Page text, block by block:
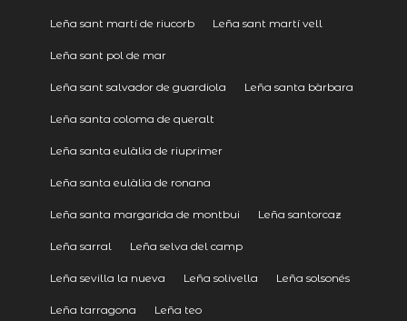
Leña sant martí de riucorb Leña sant martí vell
Leña sant pol de mar
Leña sant salvador de guardiola Leña santa bàrbara
Leña santa coloma de queralt
Leña santa eulàlia de riuprimer
Leña santa eulàlia de ronana
Leña santa margarida de montbui Leña santorcaz
Leña sarral Leña selva del camp
Leña sevilla la nueva Leña solivella Leña solsonés
Leña tarragona Leña teo